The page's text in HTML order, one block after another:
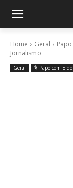
Home Geral
Jornalismo
Geral 🎙️ Papo com Eldo